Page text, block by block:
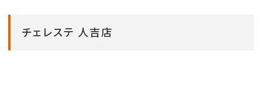
チェレステ 人吉店